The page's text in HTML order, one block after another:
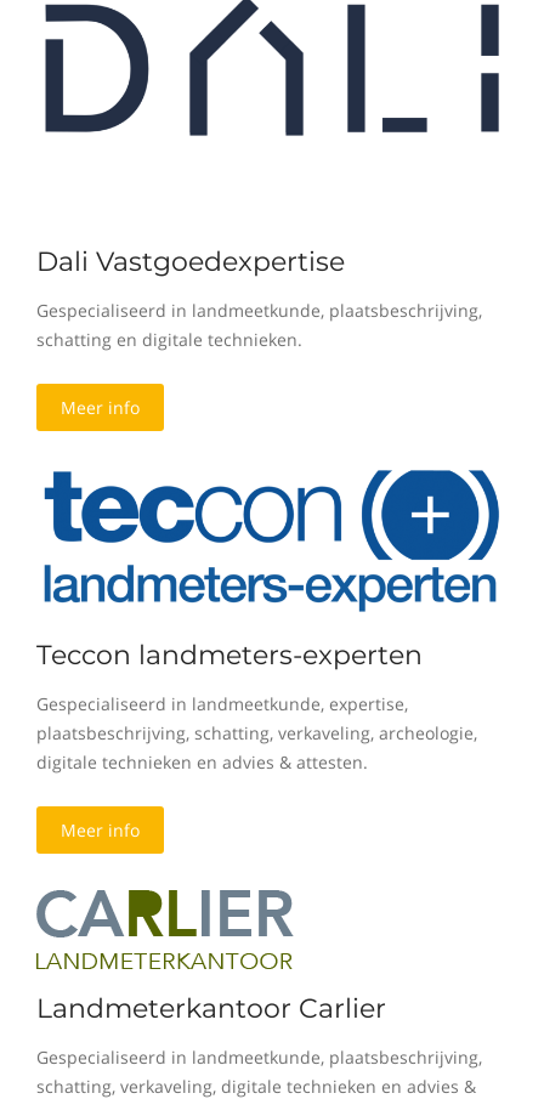
Dali Vastgoedexpertise
Gespecialiseerd in landmeetkunde, plaatsbeschrijving,
schatting en digitale technieken.
Meer info
Teccon landmeters-experten
Gespecialiseerd in landmeetkunde, expertise,
plaatsbeschrijving, schatting, verkaveling, archeologie,
digitale technieken en advies & attesten.
Meer info
Landmeterkantoor Carlier
Gespecialiseerd in landmeetkunde, plaatsbeschrijving,
schatting, verkaveling, digitale technieken en advies &